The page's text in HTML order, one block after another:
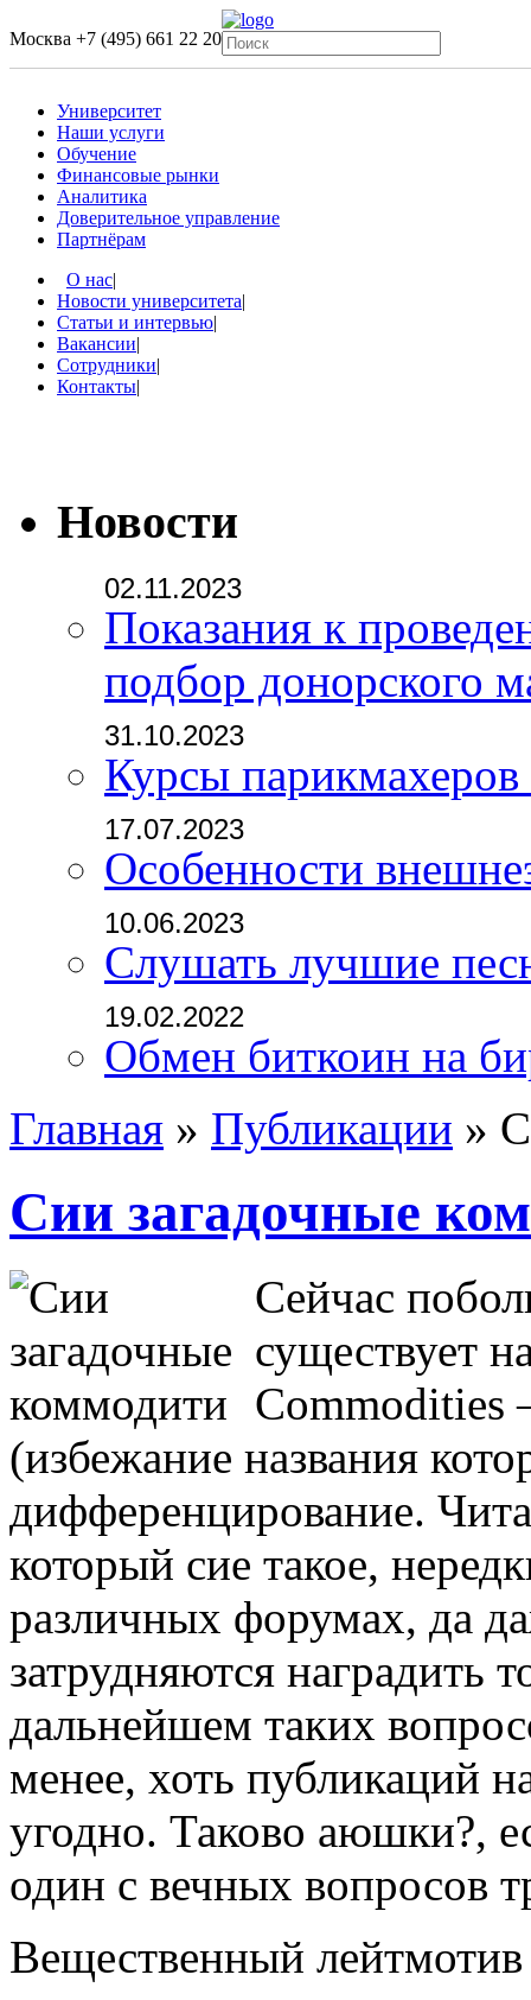
Москва +7 (495) 661 22 20
Университет
Наши услуги
Обучение
Финансовые рынки
Аналитика
Доверительное управление
Партнёрам
О нас|
Новости университета|
Статьи и интервью|
Вакансии|
Сотрудники|
Контакты|
Новости
02.11.2023
Показания к
подбор донорского
31.10.2023
Курсы
17.07.2023
Особенности
10.06.2023
Слушать лучшие
19.02.2022
Обмен биткоин на
Главная » Публикации »
Сии загадочные
Сейчас
существует
Commodities
(избежание названия
дифференцирование.
который сие такое,
различных форумах, да
затрудняются наградить
дальнейшем таких
менее, хоть публикаций
угодно. Таково аюшки?,
один с вечных вопросов
Вещественный